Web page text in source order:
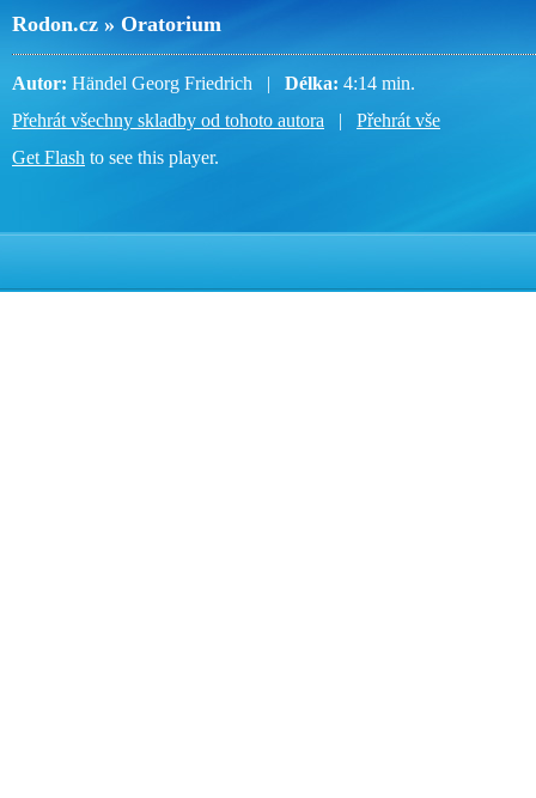
Rodon.cz » Oratorium
Autor: Händel Georg Friedrich | Délka: 4:14 min.
Přehrát všechny skladby od tohoto autora | Přehrát vše
Get Flash to see this player.